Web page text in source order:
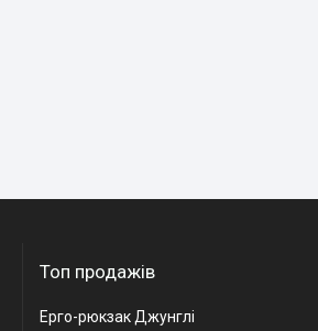
Топ продажів
Ерго-рюкзак Джунглі